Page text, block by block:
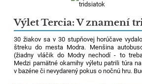
Výlet Tercia: V znamení
30 žiakov sa v 30 stupňovej horúčave
štreku do mesta Modra. Menšina
(žiadny vláčik do Modry nechodí - to
Medzi pamätné okamihy výletu patrili túra
v bazéne či nevydarený pokus o nočnú hru.